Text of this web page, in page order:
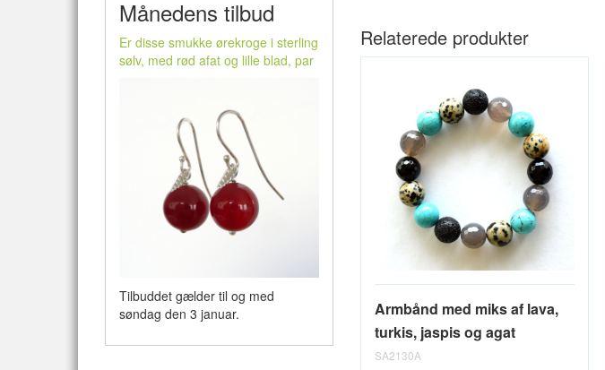
Månedens tilbud
Er disse smukke ørekroge i sterling
sølv, med rød afat og lille blad, par
Tilbuddet gælder til og med
søndag den 3 januar.
Relaterede produkter
Armbånd med miks af lava,
turkis, jaspis og agat
SA2130A